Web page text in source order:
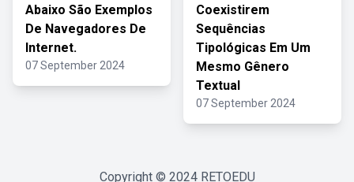
Abaixo São Exemplos
De Navegadores De
Internet.
07 September 2024
Coexistirem
Sequências
Tipológicas Em Um
Mesmo Gênero
Textual
07 September 2024
Copyright © 2024 RETOEDU